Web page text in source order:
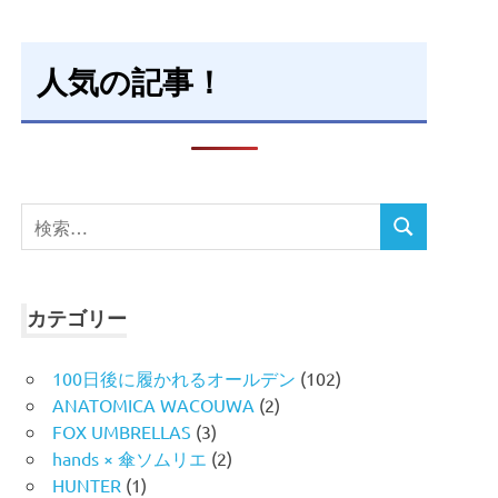
人気の記事！
検
索
検
カテゴリー
100日後に履かれるオールデン (102)
ANATOMICA WACOUWA (2)
FOX UMBRELLAS (3)
hands × 傘ソムリエ (2)
HUNTER (1)